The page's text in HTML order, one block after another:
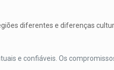
diferentes e diferenças
e confiáveis. Os